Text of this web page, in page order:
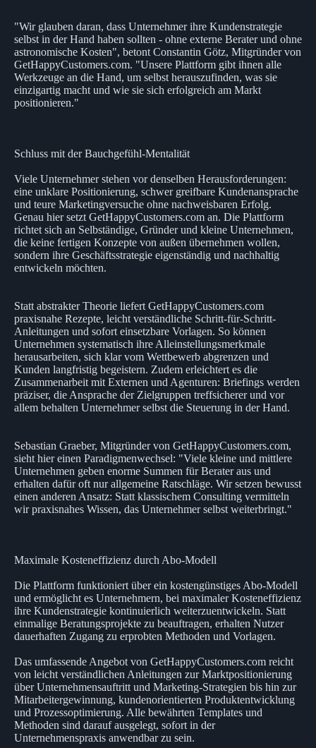
"Wir glauben daran, dass Unternehmer ihre Kundenstrategie
selbst in der Hand haben sollten - ohne externe Berater und ohne
astronomische Kosten", betont Constantin Götz, Mitgründer von
GetHappyCustomers.com. "Unsere Plattform gibt ihnen alle
Werkzeuge an die Hand, um selbst herauszufinden, was sie
einzigartig macht und wie sie sich erfolgreich am Markt
positionieren."
Schluss mit der Bauchgefühl-Mentalität
Viele Unternehmer stehen vor denselben Herausforderungen:
eine unklare Positionierung, schwer greifbare Kundenansprache
und teure Marketingversuche ohne nachweisbaren Erfolg.
Genau hier setzt GetHappyCustomers.com an. Die Plattform
richtet sich an Selbständige, Gründer und kleine Unternehmen,
die keine fertigen Konzepte von außen übernehmen wollen,
sondern ihre Geschäftsstrategie eigenständig und nachhaltig
entwickeln möchten.
Statt abstrakter Theorie liefert GetHappyCustomers.com
praxisnahe Rezepte, leicht verständliche Schritt-für-Schritt-
Anleitungen und sofort einsetzbare Vorlagen. So können
Unternehmen systematisch ihre Alleinstellungsmerkmale
herausarbeiten, sich klar vom Wettbewerb abgrenzen und
Kunden langfristig begeistern. Zudem erleichtert es die
Zusammenarbeit mit Externen und Agenturen: Briefings werden
präziser, die Ansprache der Zielgruppen treffsicherer und vor
allem behalten Unternehmer selbst die Steuerung in der Hand.
Sebastian Graeber, Mitgründer von GetHappyCustomers.com,
sieht hier einen Paradigmenwechsel: "Viele kleine und mittlere
Unternehmen geben enorme Summen für Berater aus und
erhalten dafür oft nur allgemeine Ratschläge. Wir setzen bewusst
einen anderen Ansatz: Statt klassischem Consulting vermitteln
wir praxisnahes Wissen, das Unternehmer selbst weiterbringt."
Maximale Kosteneffizienz durch Abo-Modell
Die Plattform funktioniert über ein kostengünstiges Abo-Modell
und ermöglicht es Unternehmern, bei maximaler Kosteneffizienz
ihre Kundenstrategie kontinuierlich weiterzuentwickeln. Statt
einmalige Beratungsprojekte zu beauftragen, erhalten Nutzer
dauerhaften Zugang zu erprobten Methoden und Vorlagen.
Das umfassende Angebot von GetHappyCustomers.com reicht
von leicht verständlichen Anleitungen zur Marktpositionierung
über Unternehmensauftritt und Marketing-Strategien bis hin zur
Mitarbeitergewinnung, kundenorientierten Produktentwicklung
und Prozessoptimierung. Alle bewährten Templates und
Methoden sind darauf ausgelegt, sofort in der
Unternehmenspraxis anwendbar zu sein.